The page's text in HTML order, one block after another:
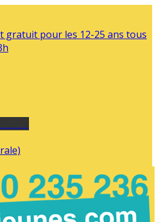
gratuit pour les 12-25 ans tous